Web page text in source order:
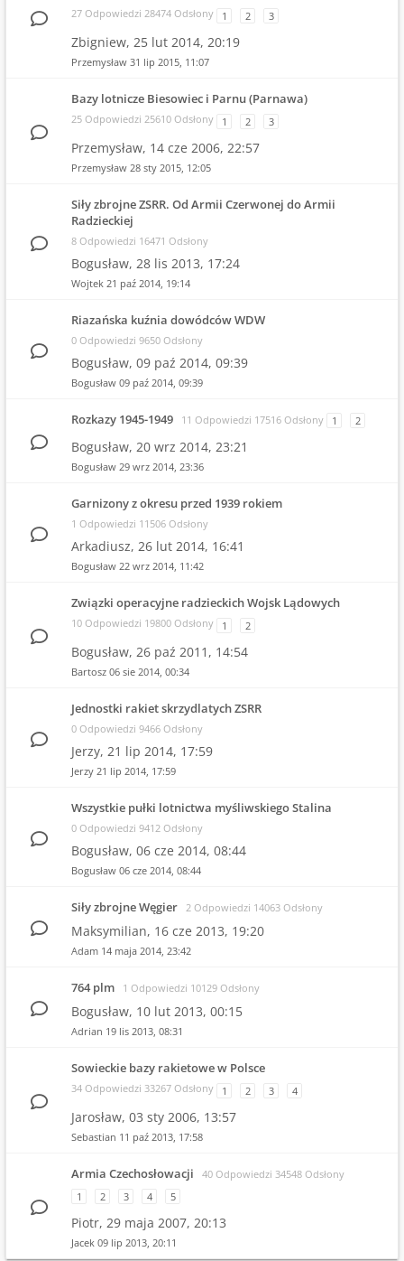
27 Odpowiedzi 28474 Odsłony 1 2 3
Zbigniew, 25 lut 2014, 20:19
Przemysław 31 lip 2015, 11:07
Bazy lotnicze Biesowiec i Parnu (Parnawa)
25 Odpowiedzi 25610 Odsłony 1 2 3
Przemysław, 14 cze 2006, 22:57
Przemysław 28 sty 2015, 12:05
Siły zbrojne ZSRR. Od Armii Czerwonej do Armii
Radzieckiej
8 Odpowiedzi 16471 Odsłony
Bogusław, 28 lis 2013, 17:24
Wojtek 21 paź 2014, 19:14
Riazańska kuźnia dowódców WDW
0 Odpowiedzi 9650 Odsłony
Bogusław, 09 paź 2014, 09:39
Bogusław 09 paź 2014, 09:39
Rozkazy 1945-1949 11 Odpowiedzi 17516 Odsłony 1 2
Bogusław, 20 wrz 2014, 23:21
Bogusław 29 wrz 2014, 23:36
Garnizony z okresu przed 1939 rokiem
1 Odpowiedzi 11506 Odsłony
Arkadiusz, 26 lut 2014, 16:41
Bogusław 22 wrz 2014, 11:42
Związki operacyjne radzieckich Wojsk Lądowych
10 Odpowiedzi 19800 Odsłony 1 2
Bogusław, 26 paź 2011, 14:54
Bartosz 06 sie 2014, 00:34
Jednostki rakiet skrzydlatych ZSRR
0 Odpowiedzi 9466 Odsłony
Jerzy, 21 lip 2014, 17:59
Jerzy 21 lip 2014, 17:59
Wszystkie pułki lotnictwa myśliwskiego Stalina
0 Odpowiedzi 9412 Odsłony
Bogusław, 06 cze 2014, 08:44
Bogusław 06 cze 2014, 08:44
Siły zbrojne Węgier 2 Odpowiedzi 14063 Odsłony
Maksymilian, 16 cze 2013, 19:20
Adam 14 maja 2014, 23:42
764 plm 1 Odpowiedzi 10129 Odsłony
Bogusław, 10 lut 2013, 00:15
Adrian 19 lis 2013, 08:31
Sowieckie bazy rakietowe w Polsce
34 Odpowiedzi 33267 Odsłony 1 2 3 4
Jarosław, 03 sty 2006, 13:57
Sebastian 11 paź 2013, 17:58
Armia Czechosłowacji
40 Odpowiedzi 34548 Odsłony
1
2 3 4 5
Piotr, 29 maja 2007, 20:13
Jacek 09 lip 2013, 20:11